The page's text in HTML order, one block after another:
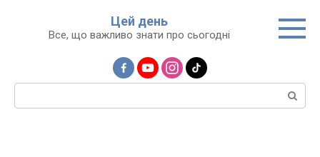
Цей день
Все, що важливо знати про сьогодні
Пошук: